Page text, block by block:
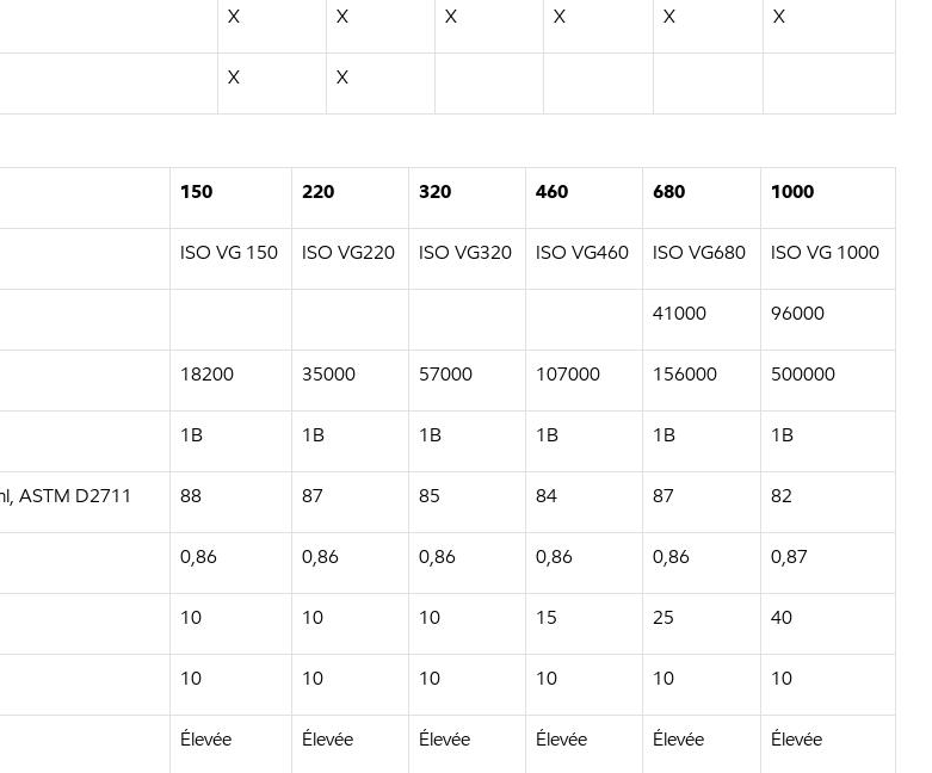
X X X X X X
X X
150 220 320 460 680 1000
ISO VG 150 ISO VG220 ISO VG320 ISO VG460 ISO VG680 ISO VG 1000
41000 96000
18200 35000 57000 107000 156000 500000
1B 1B 1B 1B 1B 1B
ASTM D2711 88 87 85 84 87 82
0,86 0,86 0,86 0,86 0,86 0,87
10 10 10 15 25 40
10 10 10 10 10 10
Élevée Élevée Élevée Élevée Élevée Élevée